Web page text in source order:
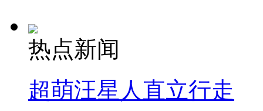
热点新闻
超萌汪星人直立行走